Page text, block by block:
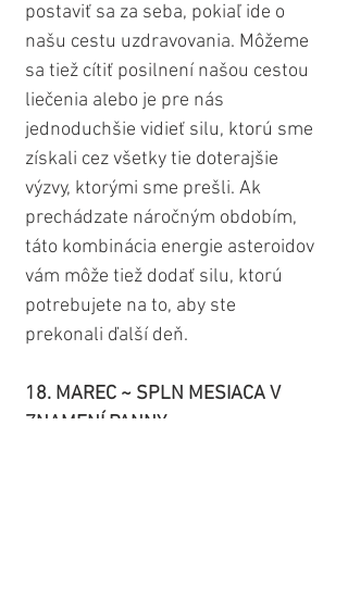
postaviť sa za seba, pokiaľ ide o
našu cestu uzdravovania. Môžeme
sa tiež cítiť posilnení našou cestou
liečenia alebo je pre nás
jednoduchšie vidieť silu, ktorú sme
získali cez všetky tie doterajšie
výzvy, ktorými sme prešli. Ak
prechádzate náročným obdobím,
táto kombinácia energie asteroidov
vám môže tiež dodať silu, ktorú
potrebujete na to, aby ste
prekonali ďalší deň.
18. MAREC ~ SPLN MESIACA V
ZNAMENÍ PANNY